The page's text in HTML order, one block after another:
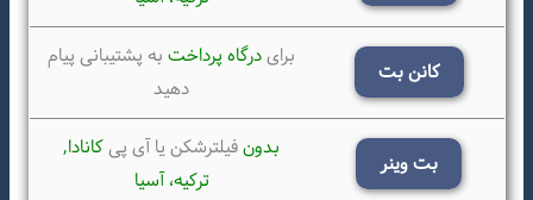
کانن بت
برایدرگاه پرداختبه پشتیبانی پیام
دهید
بت وینر
بدونفیلترشکن یا آی پیکانادا,
ترکیه، آسیا